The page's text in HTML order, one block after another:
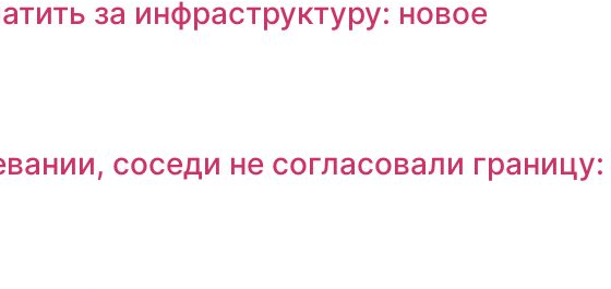
за инфраструктуру: новое
соседи не согласовали границу: